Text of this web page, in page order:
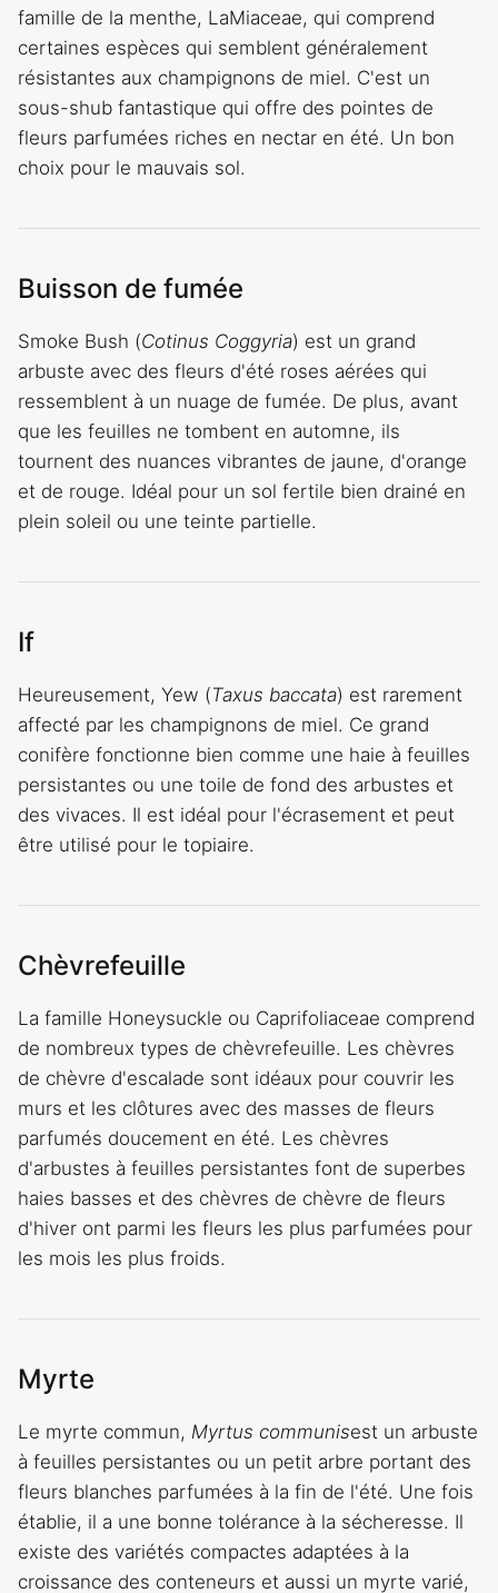
famille de la menthe, LaMiaceae, qui comprend
certaines espèces qui semblent généralement
résistantes aux champignons de miel. C'est un
sous-shub fantastique qui offre des pointes de
fleurs parfumées riches en nectar en été. Un bon
choix pour le mauvais sol.
Buisson de fumée
Smoke Bush (Cotinus Coggyria) est un grand
arbuste avec des fleurs d'été roses aérées qui
ressemblent à un nuage de fumée. De plus, avant
que les feuilles ne tombent en automne, ils
tournent des nuances vibrantes de jaune, d'orange
et de rouge. Idéal pour un sol fertile bien drainé en
plein soleil ou une teinte partielle.
If
Heureusement, Yew (Taxus baccata) est rarement
affecté par les champignons de miel. Ce grand
conifère fonctionne bien comme une haie à feuilles
persistantes ou une toile de fond des arbustes et
des vivaces. Il est idéal pour l'écrasement et peut
être utilisé pour le topiaire.
Chèvrefeuille
La famille Honeysuckle ou Caprifoliaceae comprend
de nombreux types de chèvrefeuille. Les chèvres
de chèvre d'escalade sont idéaux pour couvrir les
murs et les clôtures avec des masses de fleurs
parfumés doucement en été. Les chèvres
d'arbustes à feuilles persistantes font de superbes
haies basses et des chèvres de chèvre de fleurs
d'hiver ont parmi les fleurs les plus parfumées pour
les mois les plus froids.
Myrte
Le myrte commun, Myrtus communisest un arbuste
à feuilles persistantes ou un petit arbre portant des
fleurs blanches parfumées à la fin de l'été. Une fois
établie, il a une bonne tolérance à la sécheresse. Il
existe des variétés compactes adaptées à la
croissance des conteneurs et aussi un myrte varié,